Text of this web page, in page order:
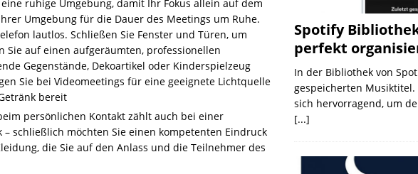
ruhige Umgebung, damit Ihr Fokus allein auf dem
Umgebung für die Dauer des Meetings um Ruhe.
lautlos. Schließen Sie Fenster und Türen, um
Sie auf einen aufgeräumten, professionellen
Gegenstände, Dekoartikel oder Kinderspielzeug
Sie bei Videomeetings für eine geeignete Lichtquelle
bereit
persönlichen Kontakt zählt auch bei einer
schließlich möchten Sie einen kompetenten Eindruck
die Sie auf den Anlass und die Teilnehmer des
Spotify
perfekt
In der Bibliothek von
gespeicherten
sich hervorragend, um
[...]